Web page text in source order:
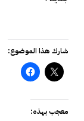
شارك هذا الموضوع:
معجب بهذه: